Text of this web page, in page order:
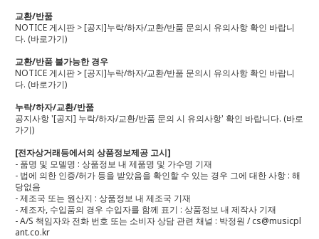
교환/반품
NOTICE 게시판 > [공지]누락/하자/교환/반품 문의시 유의사항 확인 바랍니
다. (바로가기)
교환/반품 불가능한 경우
NOTICE 게시판 > [공지]누락/하자/교환/반품 문의시 유의사항 확인 바랍니
다. (바로가기)
누락/하자/교환/반품
공지사항 '[공지] 누락/하자/교환/반품 문의 시 유의사항' 확인 바랍니다. (바로
가기)
[전자상거래등에서의 상품정보제공 고시]
- 품명 및 모델명 : 상품정보 내 제품명 및 가수명 기재
- 법에 의한 인증/허가 등을 받았음을 확인할 수 있는 경우 그에 대한 사항 : 해
당없음
- 제조국 또는 원산지 : 상품정보 내 제조국 기재
- 제조자, 수입품의 경우 수입자를 함께 표기 : 상품정보 내 제작사 기재
- A/S 책임자와 전화 번호 또는 소비자 상담 관련 채널 : 박정원 / cs@musicpl
ant.co.kr